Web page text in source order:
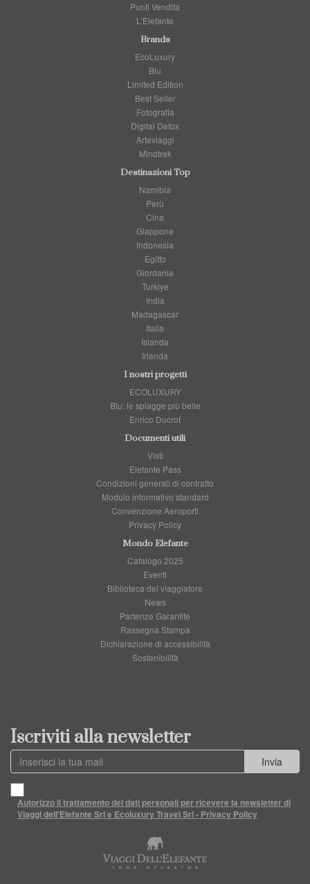
Punti Vendita
L'Elefante
Brands
EcoLuxury
Blu
Limited Edition
Best Seller
Fotografia
Digital Detox
Arteviaggi
Mindtrek
Destinazioni Top
Namibia
Perù
Cina
Giappone
Indonesia
Egitto
Giordania
Turkiye
India
Madagascar
Italia
Islanda
Irlanda
I nostri progetti
ECOLUXURY
Blu: le spiagge più belle
Enrico Ducrot
Documenti utili
Visti
Elefante Pass
Condizioni generali di contratto
Modulo informativo standard
Convenzione Aeroporti
Privacy Policy
Mondo Elefante
Catalogo 2025
Eventi
Biblioteca del viaggiatore
News
Partenze Garantite
Rassegna Stampa
Dichiarazione di accessibilità
Sostenibilità
Iscriviti alla newsletter
Invia
Autorizzo il trattamento dei dati personali per ricevere la newsletter di
Viaggi dell'Elefante Srl e Ecoluxury Travel Srl - Privacy Policy